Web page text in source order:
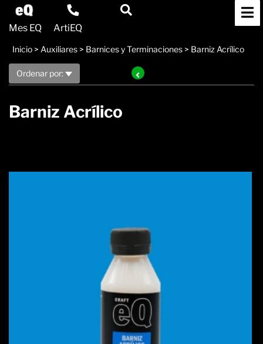
Mes EQ ArtiEQ
Inicio > Auxiliares > Barnices y Terminaciones > Barniz Acrílico
Ordenar por:
Barniz Acrílico